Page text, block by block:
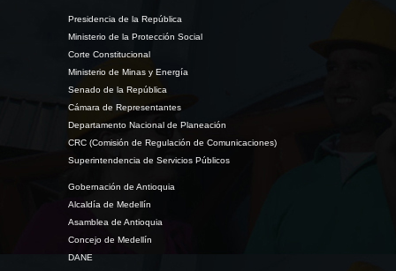
Presidencia de la República
Ministerio de la Protección Social
Corte Constitucional
Ministerio de Minas y Energía
Senado de la República
Cámara de Representantes
Departamento Nacional de Planeación
CRC (Comisión de Regulación de Comunicaciones)
Superintendencia de Servicios Públicos
Gobernación de Antioquia
Alcaldía de Medellín
Asamblea de Antioquia
Concejo de Medellín
DANE